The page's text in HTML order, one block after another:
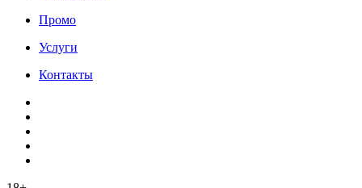
Промо
Услуги
Контакты